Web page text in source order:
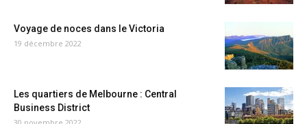
Voyage de noces dans le Victoria
19 décembre 2022
Les quartiers de Melbourne : Central
Business District